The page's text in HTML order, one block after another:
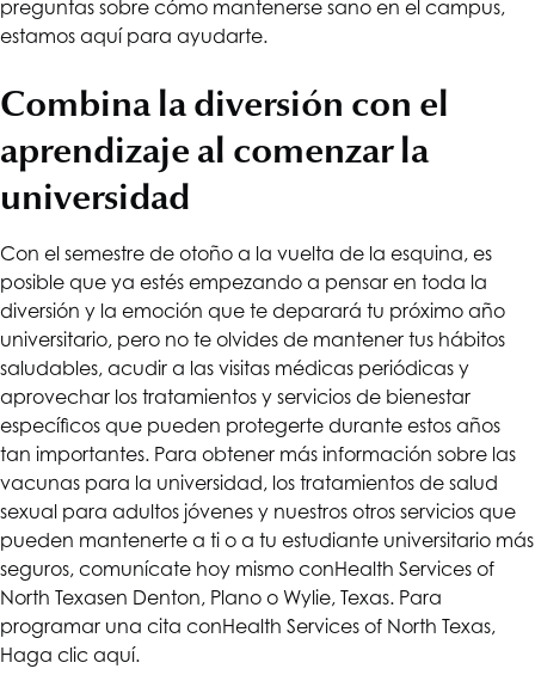
preguntas sobre cómo mantenerse sano en el campus,
estamos aquí para ayudarte.
Combina la diversión con el
aprendizaje al comenzar la
universidad
Con el semestre de otoño a la vuelta de la esquina, es
posible que ya estés empezando a pensar en toda la
diversión y la emoción que te deparará tu próximo año
universitario, pero no te olvides de mantener tus hábitos
saludables, acudir a las visitas médicas periódicas y
aprovechar los tratamientos y servicios de bienestar
específicos que pueden protegerte durante estos años
tan importantes. Para obtener más información sobre las
vacunas para la universidad, los tratamientos de salud
sexual para adultos jóvenes y nuestros otros servicios que
pueden mantenerte a ti o a tu estudiante universitario más
seguros, comunícate hoy mismo conHealth Services of
North Texasen Denton, Plano o Wylie, Texas. Para
programar una cita conHealth Services of North Texas,
Haga clic aquí.